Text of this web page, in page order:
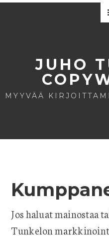
JUHO
MYYVÄÄ
Jos haluat mainostaa
Tunkelon